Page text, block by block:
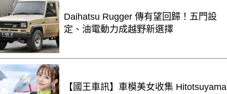
Daihatsu Rugger 傳有望回歸！五門設
定、油電動力成越野新選擇
【國王車訊】車模美女收集 Hitotsuyama